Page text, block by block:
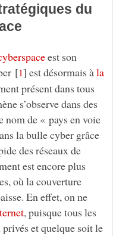
du
est son
[1] est désormais àla
présent dans tous
s’observe dans des
nom de « pays en voie
la bulle cyber grâce
des réseaux de
est encore plus
où la couverture
En effet, on ne
, puisque tous les
et quelque soit le